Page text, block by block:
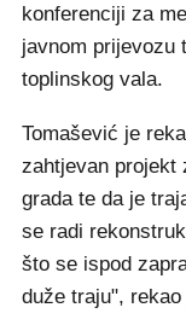
konferenciji za
javnom prijevozu
toplinskog vala.
Tomašević je
zahtjevan projekt
grada te da je
se radi
što se ispod
duže traju",